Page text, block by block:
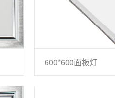
600*600面板灯